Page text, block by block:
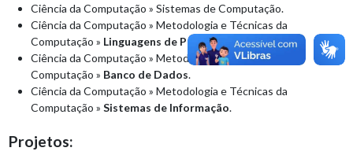
Ciência da Computação » Sistemas de Computação.
Ciência da Computação » Metodologia e Técnicas da
Computação » Linguagens de Programação.
Ciência da Computação » Metodologia e Técnicas da
Computação » Banco de Dados.
Ciência da Computação » Metodologia e Técnicas da
Computação » Sistemas de Informação.
Projetos: